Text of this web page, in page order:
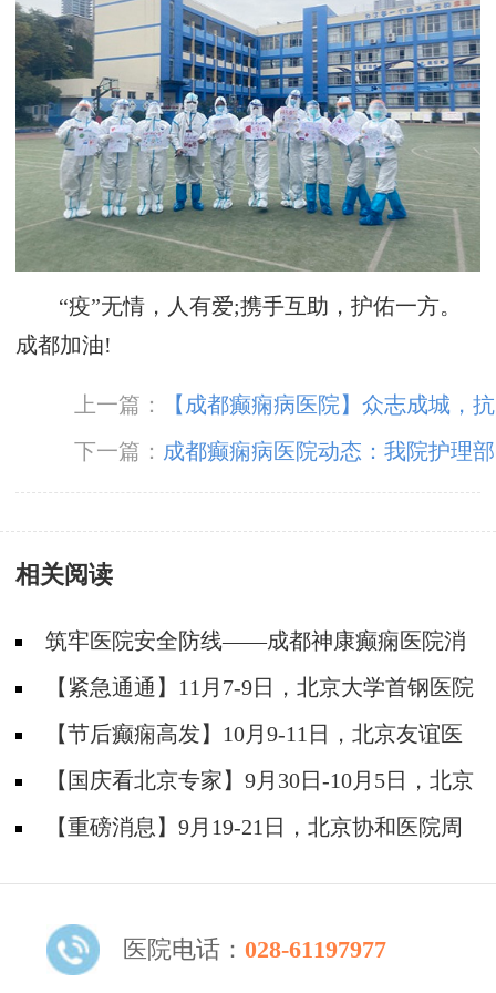
“疫”无情，人有爱;携手互助，护佑一方。
成都加油!
上一篇：
【成都癫痫病医院】众志成城，抗
击疫情 ！成都神康癫痫医院白衣战士闻令而
动，火速奔赴抗疫一线！
下一篇： 成都癫痫病医院动态：我院护理部
成功举办2021护士技能大赛
相关阅读
筑牢医院安全防线——成都神康癫痫医院消
防安全培训纪实
【紧急通通】11月7-9日，北京大学首钢医院
神经内科胡颖教授亲临成都会诊，破解癫痫疑难
【节后癫痫高发】10月9-11日，北京友谊医
院陈葵博士免费会诊+治疗援助，破解癫痫难
题！
【国庆看北京专家】9月30日-10月5日，北京
天坛&首钢医院两大专家蓉城亲诊+癫痫大额救
【重磅消息】9月19-21日，北京协和医院周
线！
医院电话： 028-61197977